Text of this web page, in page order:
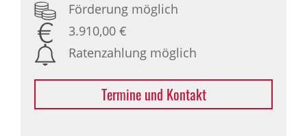
Förderung möglich
3.910,00 €
Ratenzahlung möglich
Termine und Kontakt